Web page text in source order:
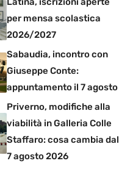
per mensa scolastica
2026/2027
Sabaudia, incontro con
Giuseppe Conte:
appuntamento il 7 agosto
Priverno, modifiche alla
viabilità in Galleria Colle
Staffaro: cosa cambia dal
7 agosto 2026